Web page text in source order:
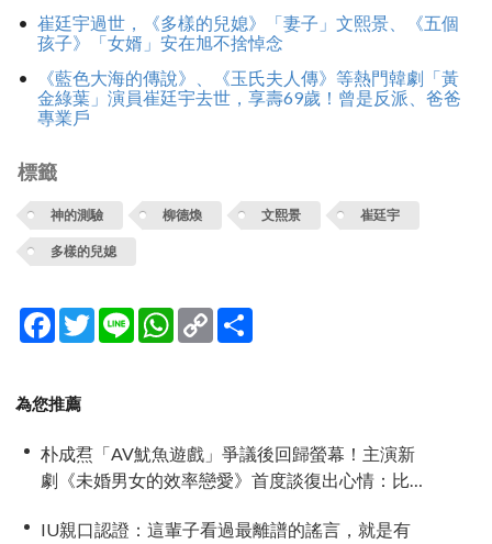
崔廷宇過世，《多樣的兒媳》「妻子」文熙景、《五個
孩子》「女婿」安在旭不捨悼念
《藍色大海的傳說》、《玉氏夫人傳》等熱門韓劇「黃
金綠葉」演員崔廷宇去世，享壽69歲！曾是反派、爸爸
專業戶
標籤
神的測驗 柳德煥 文熙景 崔廷宇
多樣的兒媳
Facebook
TwitterLine WhatsApp
Copy
Link
為您推薦
朴成焄「AV魷魚遊戲」爭議後回歸螢幕！主演新
劇《未婚男女的效率戀愛》首度談復出心情：比
IU親口認證：這輩子看過最離譜的謠言，就是有